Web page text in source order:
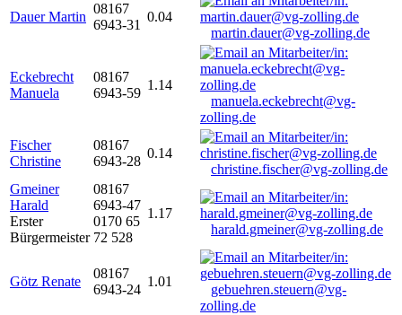
Dauer Martin
08167
6943-31
0.04
martin.dauer@vg-zolling.de
Eckebrecht
Manuela
08167
6943-59
1.14
manuela.eckebrecht@vg-
zolling.de
Fischer
Christine
08167
6943-28
0.14
christine.fischer@vg-zolling.de
Gmeiner
Harald
Erster
Bürgermeister
08167
6943-47
0170 65
72 528
1.17
harald.gmeiner@vg-zolling.de
Götz Renate
08167
6943-24
1.01
gebuehren.steuern@vg-
zolling.de